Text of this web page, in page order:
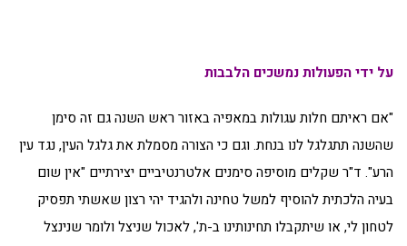
על ידי הפעולות נמשכים הלבבות
"אם ראיתם חלות עגולות במאפיה באזור ראש השנה גם זה סימן
שהשנה תתגלגל לנו בנחת. וגם כי הצורה מסמלת את גלגל העין, נגד עין
הרע". ד"ר שקלים מוסיפה סימנים אלטרנטיביים יצירתיים "אין שום
בעיה הלכתית להוסיף למשל טחינה ולהגיד יהי רצון שאשתי תפסיק
לטחון לי, או שיתקבלו תחינותינו ב-ת', לאכול שניצל ולומר שנינצל